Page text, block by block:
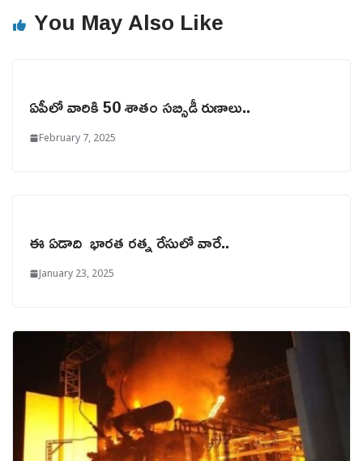
You May Also Like
ఏపీలో వారికి 50 శాతం సబ్సిడీ రుణాలు..
February 7, 2025
ఈ ఏడాది భారత రత్న రేసులో వారే..
January 23, 2025